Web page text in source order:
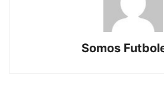
Somos